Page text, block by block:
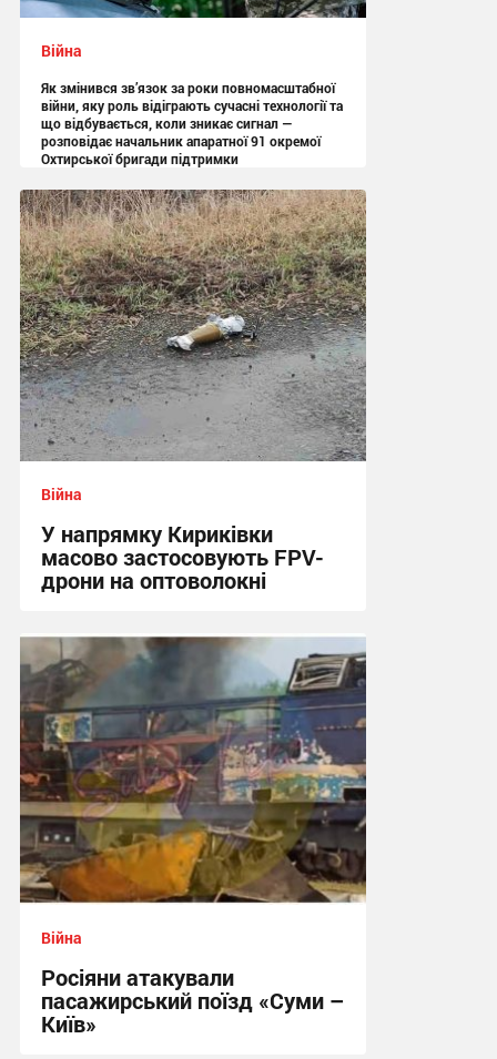
Війна
Як змінився зв’язок за роки повномасштабної
війни, яку роль відіграють сучасні технології та
що відбувається, коли зникає сигнал —
розповідає начальник апаратної 91 окремої
Охтирської бригади підтримки
13:05 вчора
Війна
У напрямку Кириківки
масово застосовують FPV-
дрони на оптоволокні
12:59 вчора
Війна
Росіяни атакували
пасажирський поїзд «Суми –
Київ»